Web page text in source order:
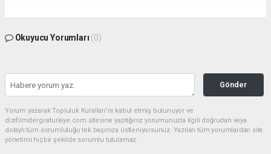
Okuyucu Yorumları (0)
Gönder
Yorum yazarak Topluluk Kuralları’nı kabul etmiş bulunuyor ve
dizifilmdergisiturkiye.com sitesine yaptığınız yorumunuzla ilgili doğrudan veya
dolaylı tüm sorumluluğu tek başınıza üstleniyorsunuz. Yazılan tüm yorumlardan site
yönetimi hiçbir şekilde sorumlu tutulamaz.